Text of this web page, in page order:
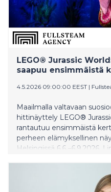
LEGO® Jurassic
saapuu ensimmäistä
4.5.2026 09:00:00 EEST |
Maailmalla valtavaan
hittinäyttely LEGO®
rantautuu ensimmäistä
perheen elämyksellinen
Helsingissä 6.6 –6.9.2026.